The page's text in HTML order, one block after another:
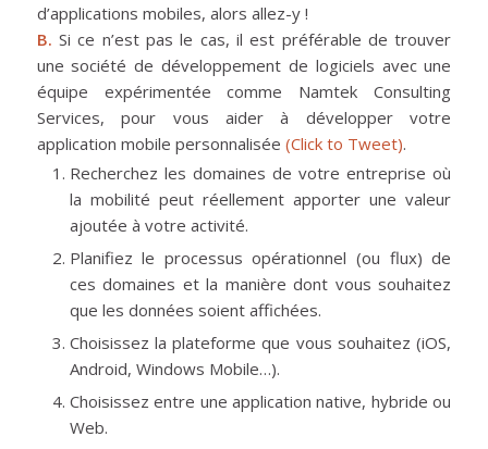
d’applications mobiles, alors allez-y !
B. Si ce n’est pas le cas, il est préférable de trouver
une société de développement de logiciels avec une
équipe expérimentée comme Namtek Consulting
Services, pour vous aider à développer votre
application mobile personnalisée (Click to Tweet).
Recherchez les domaines de votre entreprise où
la mobilité peut réellement apporter une valeur
ajoutée à votre activité.
Planifiez le processus opérationnel (ou flux) de
ces domaines et la manière dont vous souhaitez
que les données soient affichées.
Choisissez la plateforme que vous souhaitez (iOS,
Android, Windows Mobile…).
Choisissez entre une application native, hybride ou
Web.